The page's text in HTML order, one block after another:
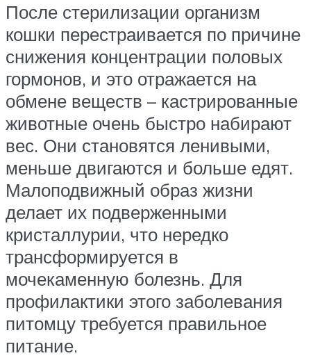
После стерилизации организм
кошки перестраивается по причине
снижения концентрации половых
гормонов, и это отражается на
обмене веществ – кастрированные
животные очень быстро набирают
вес. Они становятся ленивыми,
меньше двигаются и больше едят.
Малоподвижный образ жизни
делает их подверженными
кристаллурии, что нередко
трансформируется в
мочекаменную болезнь. Для
профилактики этого заболевания
питомцу требуется правильное
питание.